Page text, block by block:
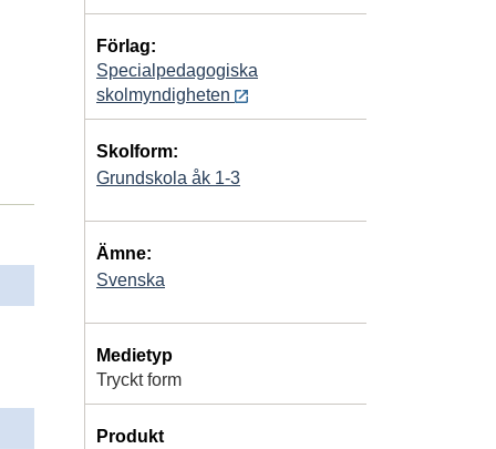
Förlag:
Specialpedagogiska
skolmyndigheten
Skolform:
Grundskola åk 1-3
Ämne:
Svenska
Medietyp
Tryckt form
Produkt